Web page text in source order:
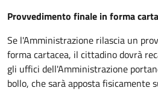
Provvedimento finale in forma
Se l'Amministrazione rilascia un
forma cartacea, il cittadino dovrà
gli uffici dell'Amministrazione
bollo, che sarà apposta fisicamente